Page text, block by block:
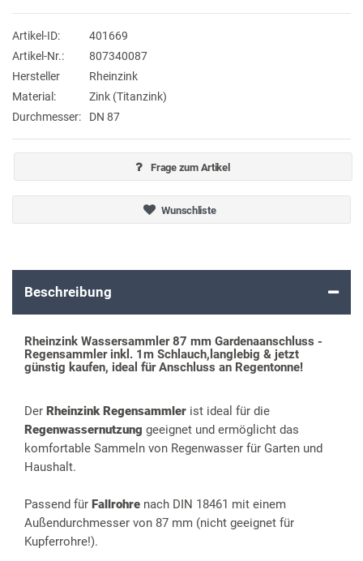
Artikel-ID:
401669
Artikel-Nr.:
807340087
Hersteller
Rheinzink
Material:
Zink (Titanzink)
Durchmesser:
DN 87
Frage zum Artikel
Wunschliste
Beschreibung
Rheinzink Wassersammler 87 mm Gardenaanschluss -
Regensammler inkl. 1m Schlauch,langlebig & jetzt
günstig kaufen, ideal für Anschluss an Regentonne!
Der Rheinzink Regensammler ist ideal für die
Regenwassernutzung geeignet und ermöglicht das
komfortable Sammeln von Regenwasser für Garten und
Haushalt.
Passend für Fallrohre nach DIN 18461 mit einem
Außendurchmesser von 87 mm (nicht geeignet für
Kupferrohre!).